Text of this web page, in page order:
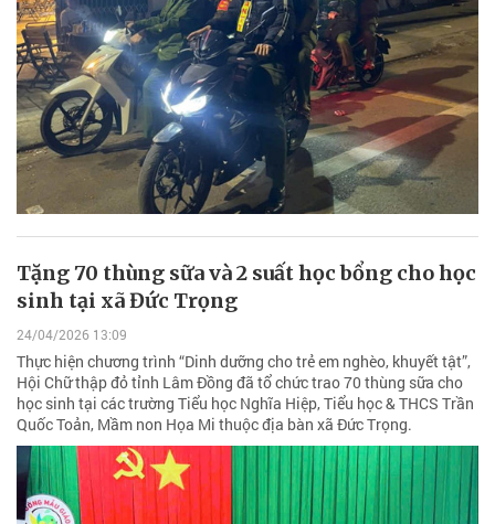
Tặng 70 thùng sữa và 2 suất học bổng cho học
sinh tại xã Đức Trọng
24/04/2026 13:09
Thực hiện chương trình “Dinh dưỡng cho trẻ em nghèo, khuyết tật”,
Hội Chữ thập đỏ tỉnh Lâm Đồng đã tổ chức trao 70 thùng sữa cho
học sinh tại các trường Tiểu học Nghĩa Hiệp, Tiểu học & THCS Trần
Quốc Toản, Mầm non Họa Mi thuộc địa bàn xã Đức Trọng.